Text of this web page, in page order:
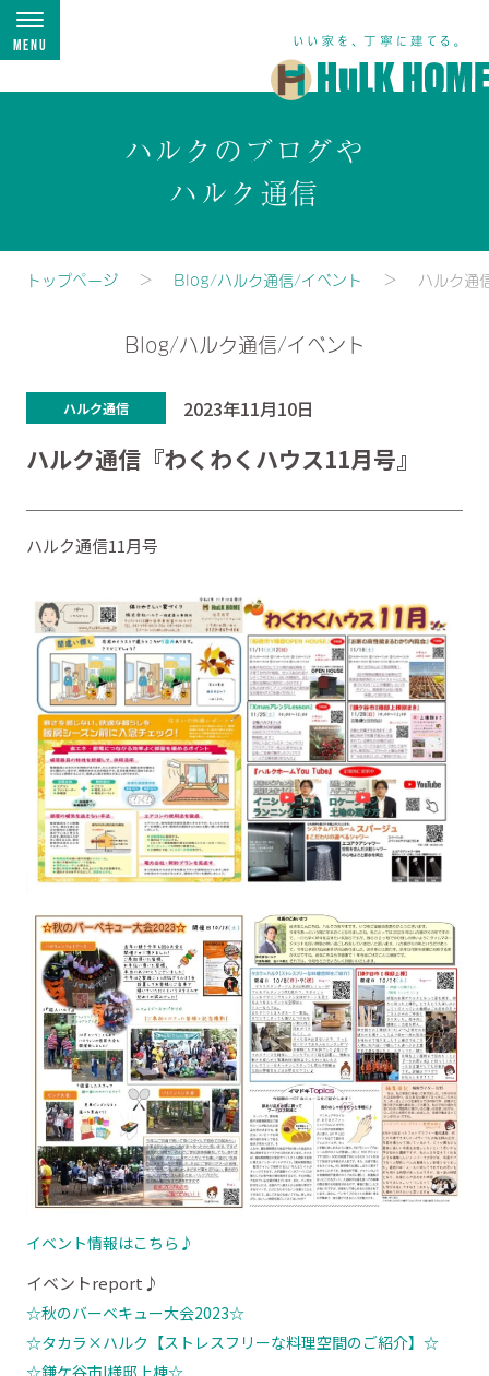
Menu
ハルクのブログや
ハルク通信
トップページ Blog/ハルク通信/イベント ハルク通
Blog/ハルク通信/イベント
ハルク通信 2023年11月10日
ハルク通信『わくわくハウス11月号』
ハルク通信11月号
イベント情報はこちら♪
イベントreport♪
☆秋のバーベキュー大会2023☆
☆タカラ×ハルク【ストレスフリーな料理空間のご紹介】☆